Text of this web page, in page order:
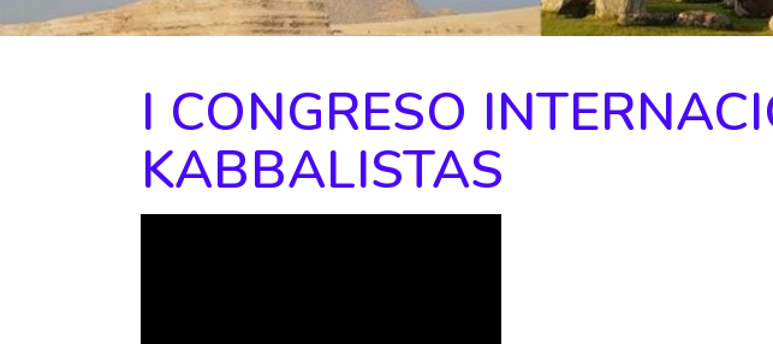
I CONGRESO
KABBALISTAS